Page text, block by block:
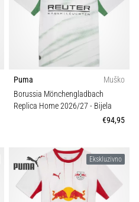
Puma
Muško
Borussia Mönchengladbach
Replica Home 2026/27 - Bijela
€94,95
Ekskluzivno